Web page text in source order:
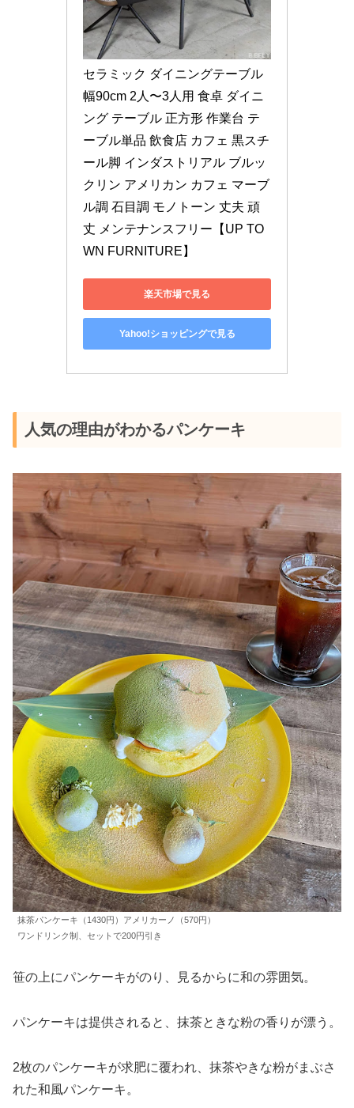
セラミック ダイニングテーブル
幅90cm 2人〜3人用 食卓 ダイニ
ング テーブル 正方形 作業台 テ
ーブル単品 飲食店 カフェ 黒スチ
ール脚 インダストリアル ブルッ
クリン アメリカン カフェ マーブ
ル調 石目調 モノトーン 丈夫 頑
丈 メンテナンスフリー【UP TO
WN FURNITURE】
楽天市場で見る
Yahoo!ショッピングで見る
人気の理由がわかるパンケーキ
抹茶パンケーキ（1430円）アメリカーノ（570円）
ワンドリンク制、セットで200円引き
笹の上にパンケーキがのり、見るからに和の雰囲気。
パンケーキは提供されると、抹茶ときな粉の香りが漂う。
2枚のパンケーキが求肥に覆われ、抹茶やきな粉がまぶさ
れた和風パンケーキ。